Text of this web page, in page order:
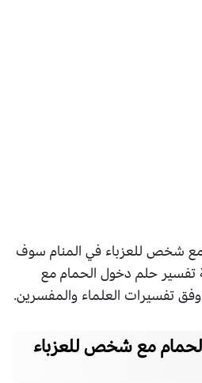
شخص للعزباء في المنام سوف
تفسير حلم دخول الحمام مع
تفسيرات العلماء والمفسرين.
مع شخص للعزباء